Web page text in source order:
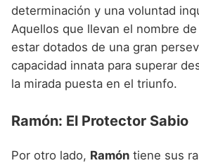
determinación y una voluntad
Aquellos que llevan el nombre
estar dotados de una gran
capacidad innata para superar
la mirada puesta en el triunfo.
Ramón: El Protector Sabio
Por otro lado, Ramón tiene sus